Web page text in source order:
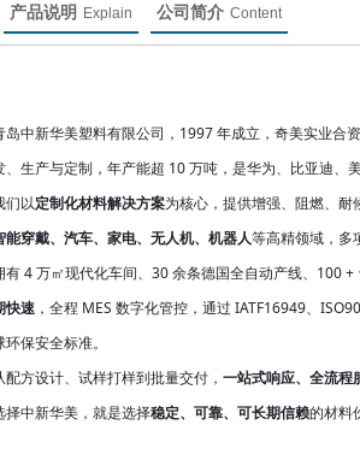
产品说明 Explain 公司简介 Content
岛中新华美塑料有限公司，1997 年成立，奇美实业合资
、生产与定制，年产能超 10 万吨，是华为、比亚迪、
们以定制化材料解决方案为核心，提供增强、阻燃、
能穿戴、汽车、家电、无人机、机器人等高精领域，多
有 4 万㎡现代化车间、30 余条德国全自动产线、100
快速 ，全程 MES 数字化管控，通过 IATF16949、
环保安全标准。
配方设计、试样打样到批量交付， 一站式响应、全流程
择中新华美，就是选择稳定、可靠、可长期信赖的材料